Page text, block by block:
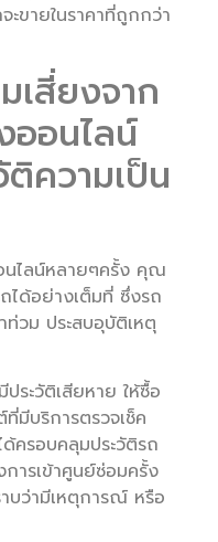
ะขายในราคาที่ถูกกว่า
เสี่ยงจาก
ออนไลน์
ความเป็น
นไลน์หลายๆครั้ง คุณ
ได้อย่างเต็มที่ ซึ่งรถ
ท่วม ประสบอุบัติเหตุ
ระวัติเสียหาย ให้ซื้อ
มีบริการตรวจเช็ค
ด้ครอบคลุมประวัติรถ
ารเข้าศูนย์ซ่อมครั้ง
บว่ามีเหตุการณ์ หรือ